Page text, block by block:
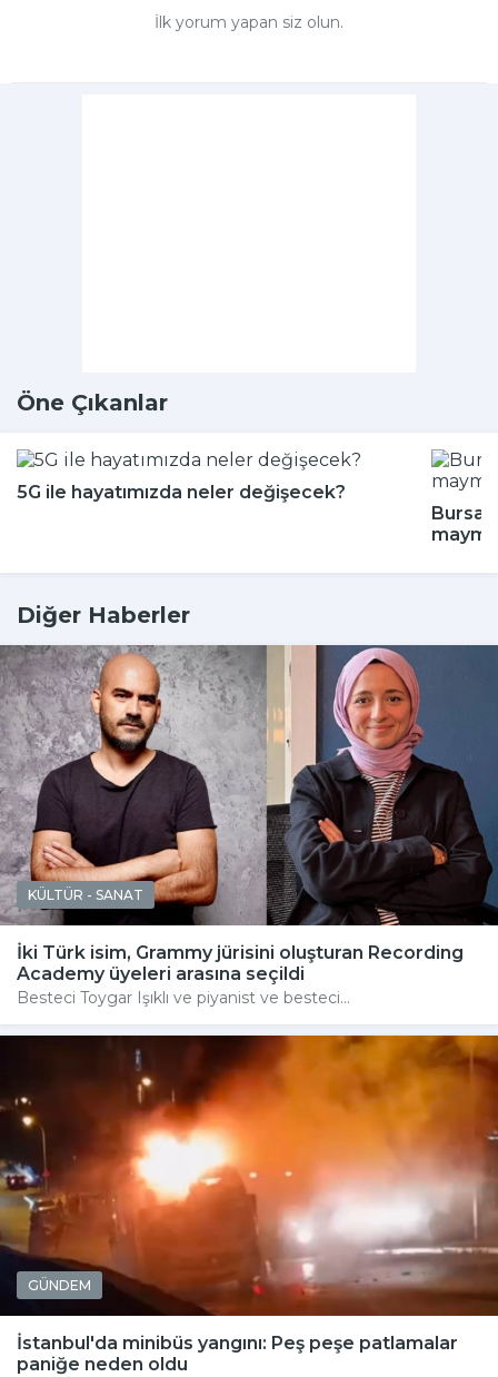
İlk yorum yapan siz olun.
Öne Çıkanlar
5G ile hayatımızda neler değişecek?
Diğer Haberler
KÜLTÜR - SANAT
İki Türk isim, Grammy jürisini oluşturan Recording
Academy üyeleri arasına seçildi
Besteci Toygar Işıklı ve piyanist ve besteci...
GÜNDEM
İstanbul'da minibüs yangını: Peş peşe patlamalar
paniğe neden oldu